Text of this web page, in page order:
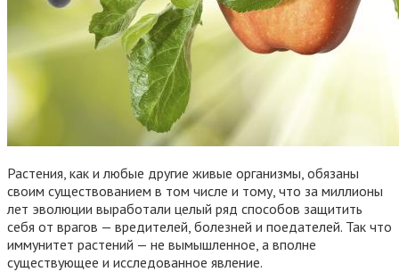
Растения, как и любые другие живые организмы, обязаны
своим существованием в том числе и тому, что за миллионы
лет эволюции выработали целый ряд способов защитить
себя от врагов — вредителей, болезней и поедателей. Так что
иммунитет растений — не вымышленное, а вполне
существующее и исследованное явление.